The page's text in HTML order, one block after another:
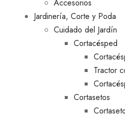
Accesorios
Jardinería, Corte y Poda
Cuidado del Jardín
Cortacésped
Tractor
Cortasetos